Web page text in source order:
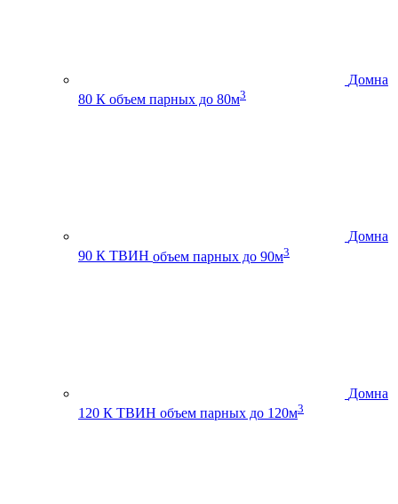
Домна
80 К объем парных до 80м3
Домна
90 К ТВИН объем парных до 90м3
Домна
120 К ТВИН объем парных до 120м3